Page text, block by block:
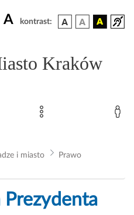
A kontrast:
Kraków
i miasto
Prawo
Prezydenta